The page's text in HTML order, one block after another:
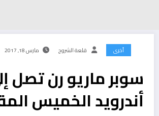
أخرى قلعة الشروح مارس 18, 2017
سوبر ماريو رن تصل
أندرويد الخميس